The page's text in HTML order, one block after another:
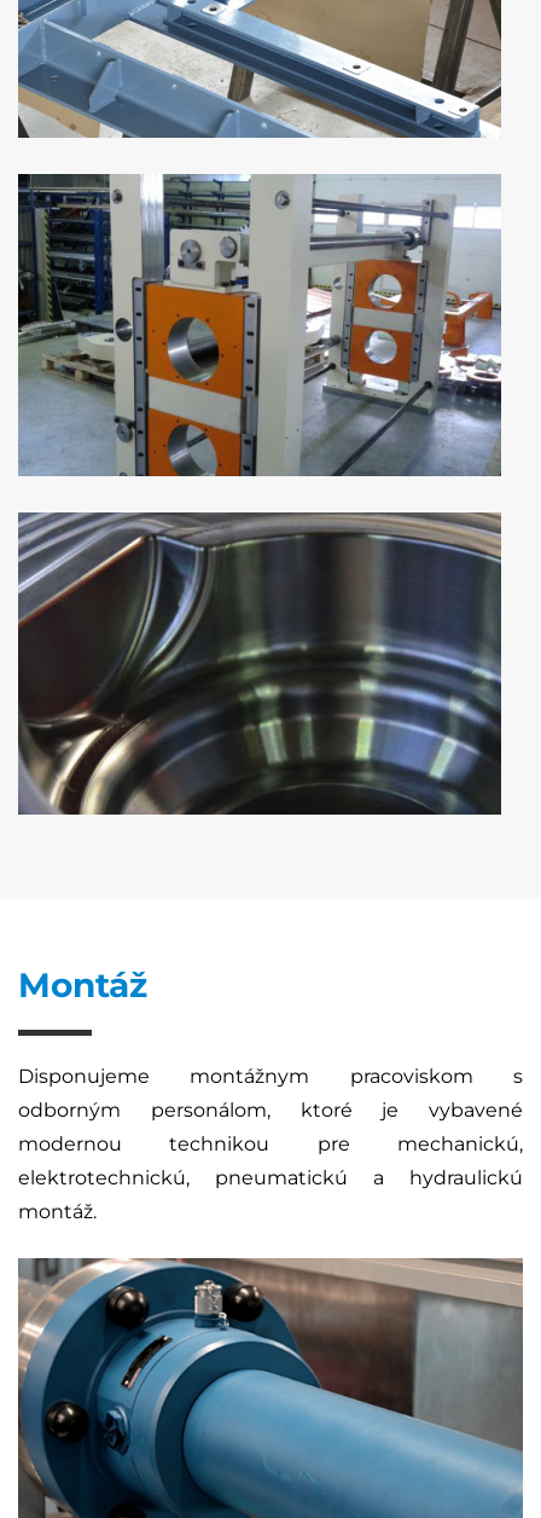
Montáž
Disponujeme montážnym pracoviskom s
odborným personálom, ktoré je vybavené
modernou technikou pre mechanickú,
elektrotechnickú, pneumatickú a hydraulickú
montáž.